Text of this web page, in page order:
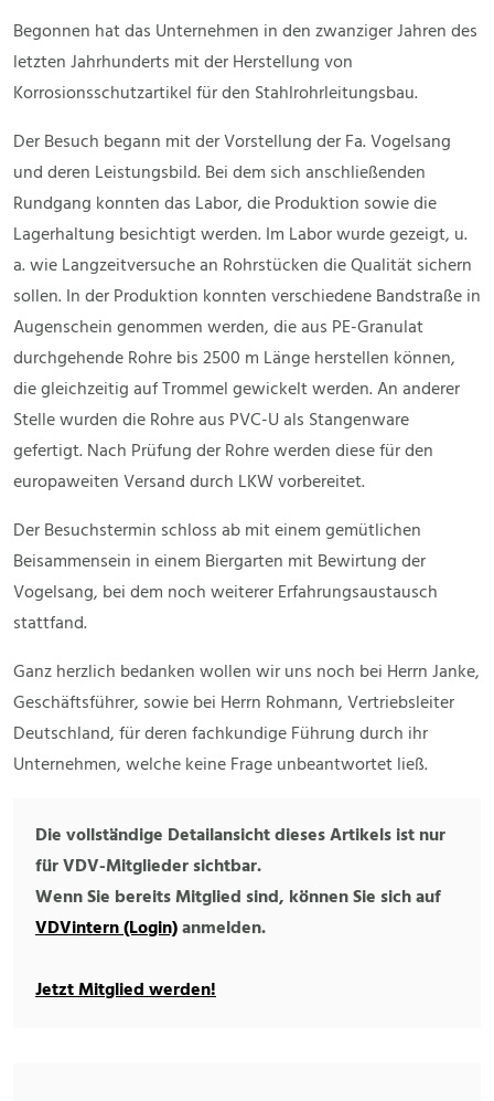
Begonnen hat das Unternehmen in den zwanziger Jahren des
letzten Jahrhunderts mit der Herstellung von
Korrosionsschutzartikel für den Stahlrohrleitungsbau.
Der Besuch begann mit der Vorstellung der Fa. Vogelsang
und deren Leistungsbild. Bei dem sich anschließenden
Rundgang konnten das Labor, die Produktion sowie die
Lagerhaltung besichtigt werden. Im Labor wurde gezeigt, u.
a. wie Langzeitversuche an Rohrstücken die Qualität sichern
sollen. In der Produktion konnten verschiedene Bandstraße in
Augenschein genommen werden, die aus PE-Granulat
durchgehende Rohre bis 2500 m Länge herstellen können,
die gleichzeitig auf Trommel gewickelt werden. An anderer
Stelle wurden die Rohre aus PVC-U als Stangenware
gefertigt. Nach Prüfung der Rohre werden diese für den
europaweiten Versand durch LKW vorbereitet.
Der Besuchstermin schloss ab mit einem gemütlichen
Beisammensein in einem Biergarten mit Bewirtung der
Vogelsang, bei dem noch weiterer Erfahrungsaustausch
stattfand.
Ganz herzlich bedanken wollen wir uns noch bei Herrn Janke,
Geschäftsführer, sowie bei Herrn Rohmann, Vertriebsleiter
Deutschland, für deren fachkundige Führung durch ihr
Unternehmen, welche keine Frage unbeantwortet ließ.
Die vollständige Detailansicht dieses Artikels ist nur
für VDV-Mitglieder sichtbar.
Wenn Sie bereits Mitglied sind, können Sie sich auf
VDVintern (Login)anmelden.
Jetzt Mitglied werden!